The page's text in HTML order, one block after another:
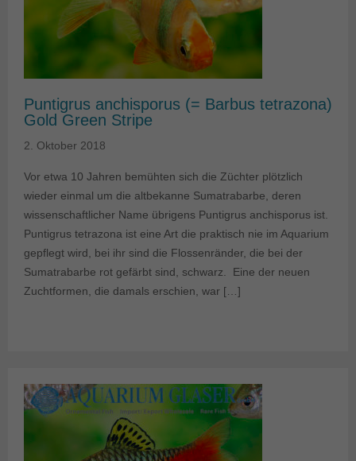
Puntigrus anchisporus (= Barbus tetrazona)
Gold Green Stripe
2. Oktober 2018
Vor etwa 10 Jahren bemühten sich die Züchter plötzlich
wieder einmal um die altbekanne Sumatrabarbe, deren
wissenschaftlicher Name übrigens Puntigrus anchisporus ist.
Puntigrus tetrazona ist eine Art die praktisch nie im Aquarium
gepflegt wird, bei ihr sind die Flossenränder, die bei der
Sumatrabarbe rot gefärbt sind, schwarz. Eine der neuen
Zuchtformen, die damals erschien, war […]